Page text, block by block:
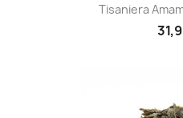
Tisaniera